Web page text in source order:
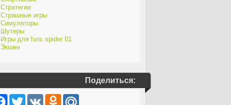
Стратегии
Страшные игры
Симуляторы
Шутеры
Игры для func spider 01
Экшен
Поделиться:
FacebookTwitter VK Odnoklassniki